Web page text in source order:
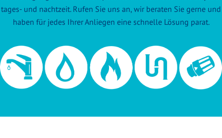
tages- und nachtzeit. Rufen Sie uns an, wir beraten Sie gerne und
haben für jedes Ihrer Anliegen eine schnelle Lösung parat.